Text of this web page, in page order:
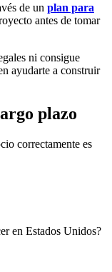
de un plan para
antes de tomar
ni consigue
ayudarte a construir
plazo
correctamente es
en Estados Unidos?